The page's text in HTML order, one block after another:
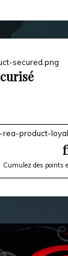
Cumulez des points